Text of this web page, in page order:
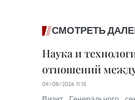
СМОТРЕТЬ
Наука и
отношений
09/08/2026 11:15